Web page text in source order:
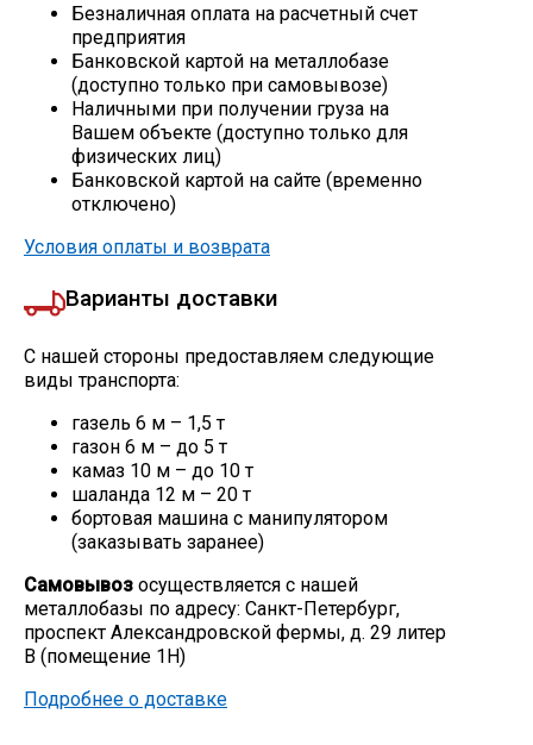
Столбы заборные
Сетка кладочная
Круги абразивные
Электроды
Проволока
Скобо-гибочные изделия
Остальное
Нержавейка
Алюминиевый прокат
Безналичная оплата на расчетный счет
предприятия
Банковской картой на металлобазе
(доступно только при самовывозе)
Наличными при получении груза на
Вашем объекте (доступно только для
физических лиц)
Банковской картой на сайте (временно
отключено)
Условия оплаты и возврата
Варианты доставки
С нашей стороны предоставляем следующие
виды транспорта:
газель 6 м – 1,5 т
газон 6 м – до 5 т
камаз 10 м – до 10 т
шаланда 12 м – 20 т
бортовая машина с манипулятором
(заказывать заранее)
Самовывоз осуществляется с нашей
металлобазы по адресу: Санкт-Петербург,
проспект Александровской фермы, д. 29 литер
В (помещение 1Н)
Подробнее о доставке